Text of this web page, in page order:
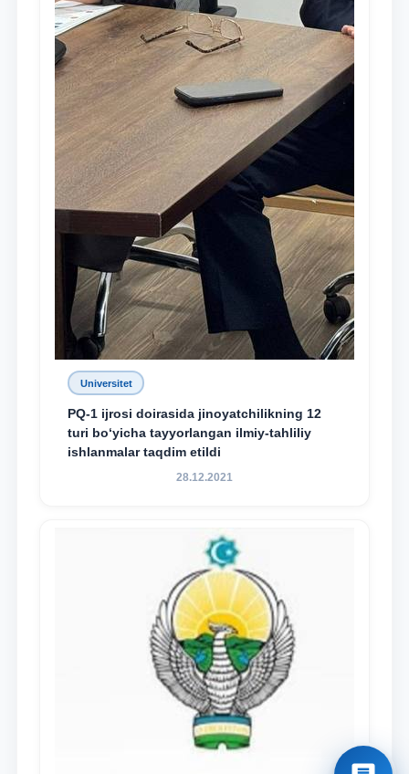
Universitet
PQ-1 ijrosi doirasida jinoyatchilikning 12
turi bo‘yicha tayyorlangan ilmiy-tahliliy
ishlanmalar taqdim etildi
28.12.2021